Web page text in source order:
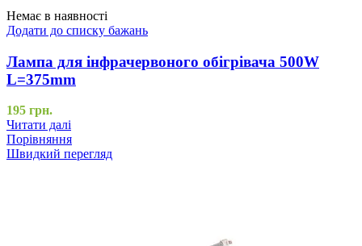
Немає в наявності
Додати до списку бажань
Лампа для інфрачервоного обігрівача 500W
L=375mm
195 грн.
Читати далі
Порівняння
Швидкий перегляд